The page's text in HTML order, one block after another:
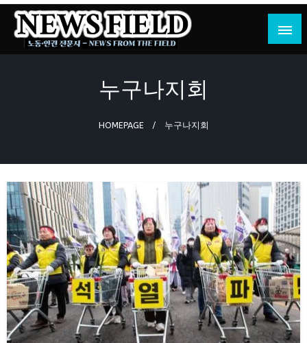
Skip
content
뉴스필드
노동·인권 전문지
누구나지회
HOMEPAGE 누구나지회